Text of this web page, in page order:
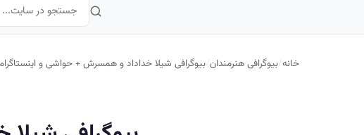
خانه/بیوگرافی هنرمندان/بیوگرافی شیلا خداداد و همسرش + حواشی و